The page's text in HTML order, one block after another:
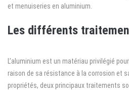
et menuiseries en aluminium.
Les différents
L’aluminium est un matériau privilégié
raison de sa résistance à la corrosion et
propriétés, deux principaux traitements